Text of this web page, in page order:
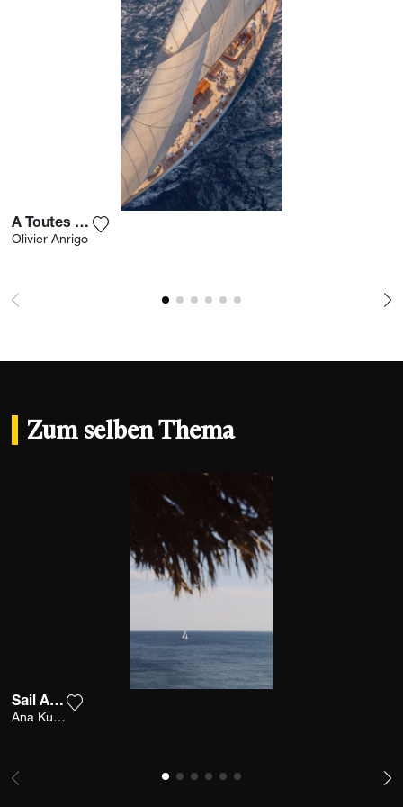
A Toutes Voiles
Olivier Anrigo
Zum selben Thema
Sail Away
Ana Kutija